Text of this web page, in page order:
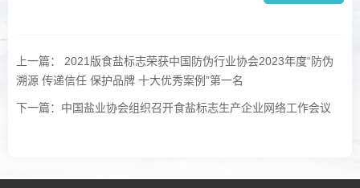
上一篇： 2021版食盐标志荣获中国防伪行业协会2023年度“防伪
溯源 传递信任 保护品牌 十大优秀案例”第一名
下一篇：中国盐业协会组织召开食盐标志生产企业网络工作会议